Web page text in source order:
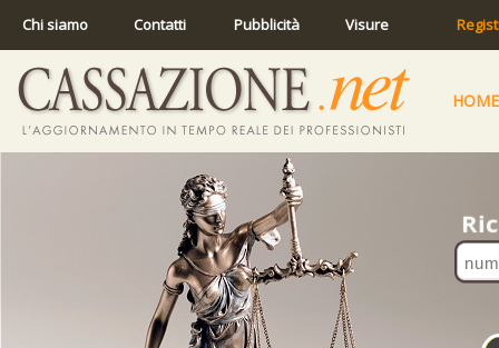
Chi siamo Contatti Pubblicità Visure
HOME